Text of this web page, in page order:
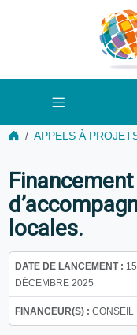
APPELS À
locales.
DATE DE LANCEMENT :
DÉCEMBRE 2025
FINANCEUR(S) : CONSEIL